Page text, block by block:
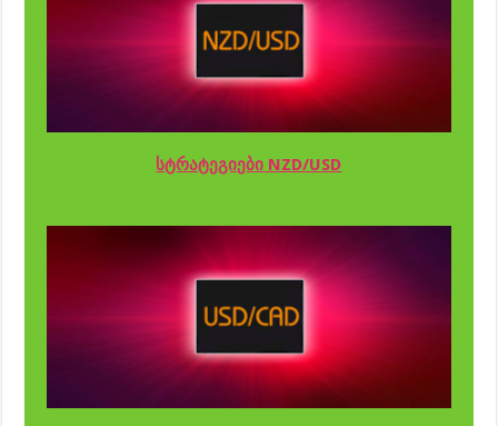
სტრატეგიები NZD/USD